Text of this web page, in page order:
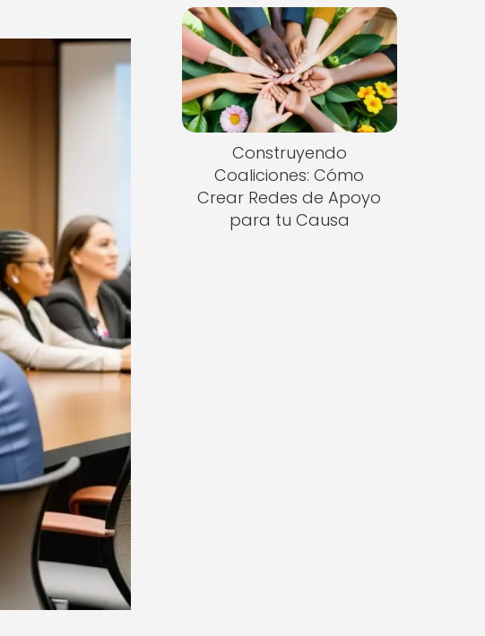
Construyendo
Coaliciones: Cómo
Crear Redes de Apoyo
para tu Causa